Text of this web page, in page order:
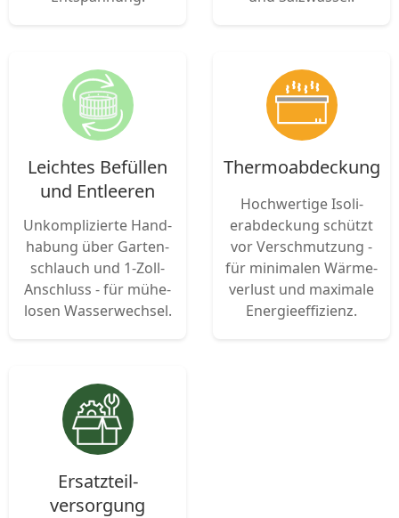
Leicht­es Be­füllen
und Ent­leeren
Un­kom­plizi­erte Hand­
habung über Garten­
schlauch und 1-Zoll-
Anschluss - für mühe­
losen Wasserwechsel.
Thermo­abdeckung
Hoch­wertige Isoli­
erabdeckung schützt
vor Verschmutzung -
für mini­malen Wärme­
verlust und maximale
Energie­effi­zienz.
Ersatz­teil­
versorgung